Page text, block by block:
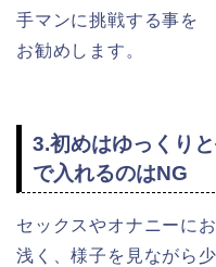
手マンに挑戦する事を
お勧めします。
3.初めはゆっくり
で入れるのはNG
セックスやオナニーに
浅く、様子を見ながら